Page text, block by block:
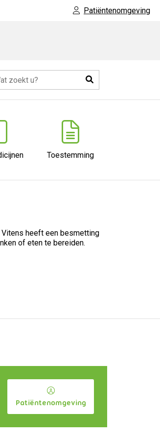
Patiëntenomgeving
Zoeken
Toestemming
heeft een besmetting
of eten te bereiden.
Patiëntenomgeving